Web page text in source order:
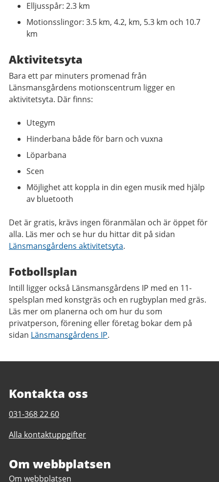
Elljusspår: 2.3 km
Motionsslingor: 3.5 km, 4.2, km, 5.3 km och 10.7
km
Aktivitetsyta
Bara ett par minuters promenad från
Länsmansgårdens motionscentrum ligger en
aktivitetsyta. Där finns:
Utegym
Hinderbana både för barn och vuxna
Löparbana
Scen
Möjlighet att koppla in din egen musik med hjälp
av bluetooth
Det är gratis, krävs ingen föranmälan och är öppet för
alla. Läs mer och se hur du hittar dit på sidan
Länsmansgårdens aktivitetsyta.
Fotbollsplan
Intill ligger också Länsmansgårdens IP med en 11-
spelsplan med konstgräs och en rugbyplan med gräs.
Läs mer om planerna och om hur du som
privatperson, förening eller företag bokar dem på
sidan Länsmansgårdens IP.
Kontakta oss
Telefonnummer
Länsmansgårdens
031-368 22 60
Alla kontaktuppgifter
Om webbplatsen
Om webbplatsen